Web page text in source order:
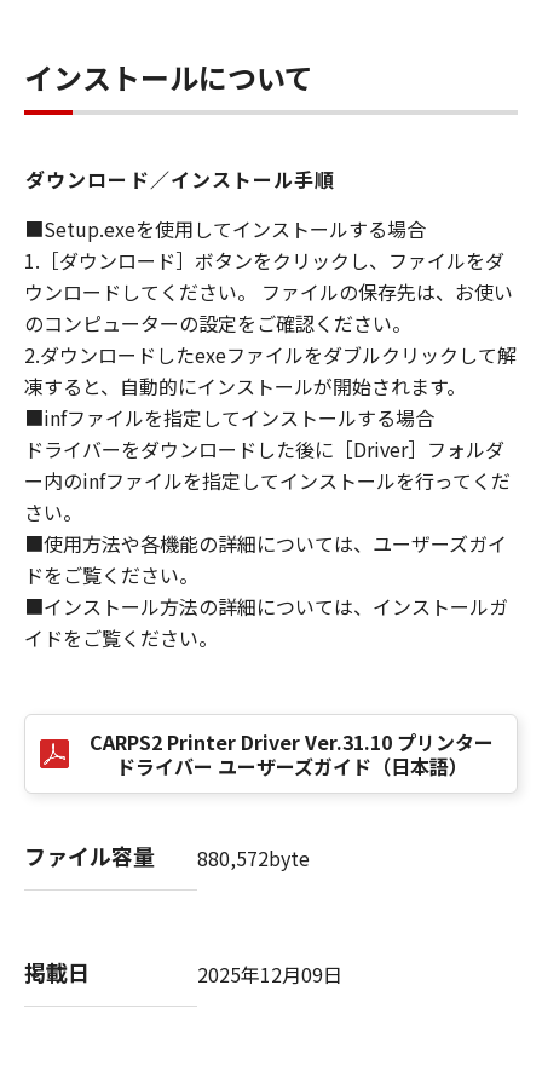
す。）し、複製することができます。お客様
は、「コンテンツデータ」を頒布、再許諾、レ
ンタル、販売または譲渡することはできませ
印刷し、印刷されたそれらのもの（以下、「印
商業的目的のために使用し、使用させ、複製
し、複製させ、頒布することができます。お客
様は、「印刷物」を商業的目的のために使用
し、使用させ、複製し、複製させ、頒布するこ
とはできません。キヤノンは、お客様による
「印刷物」の使用および利用につき一切の責任
を負わず、また、本項に基づくお客様による
「印刷物」の使用および利用もしくはこれらに
関連して生じるお客様と第三者との間の紛争ま
たは訴訟につき一切責任を負わないものとしま
す。
(2) お客様は、バックアップの目的で「許諾ソ
フトウェア」を合理的な範囲において複製する
ことができます。但し、お客様は、かかるバッ
クアップコピーに「許諾ソフトウェア」に含ま
(3) 本契約に明示的に定める場合を除き、お客様
は、「許諾ソフトウェア」の全部または一部を
修正、改変、リバース・エンジニアリング、逆
ミング言語へ変換することはできません。ま
た、第三者にこのような行為をさせてはなりま
は、「許諾ソフトウェア」を再使用許諾、譲
渡、販売、頒布、賃貸、リースもしくは貸与す
インストールについて
ダウンロード／インストール手順
■Setup.exeを使用してインストールする場合
1.［ダウンロード］ボタンをクリックし、ファイルをダ
ウンロードしてください。 ファイルの保存先は、お使い
のコンピューターの設定をご確認ください。
2.ダウンロードしたexeファイルをダブルクリックして解
凍すると、自動的にインストールが開始されます。
■infファイルを指定してインストールする場合
ドライバーをダウンロードした後に［Driver］フォルダ
ー内のinfファイルを指定してインストールを行ってくだ
さい。
■使用方法や各機能の詳細については、ユーザーズガイ
ドをご覧ください。
■インストール方法の詳細については、インストールガ
イドをご覧ください。
CARPS2 Printer Driver Ver.31.10 プリンター
ドライバー ユーザーズガイド（日本語）
ファイル容量 880,572byte
掲載日 2025年12月09日